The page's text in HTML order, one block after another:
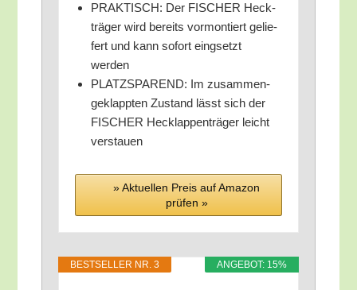
PRAKTISCH: Der FISCHER Heck­
trä­ger wird bereits vor­mon­tiert gelie­
fert und kann sofort eing­setzt
werden
PLATZSPAREND: Im zusam­men­
ge­klapp­ten Zustand lässt sich der
FISCHER Heck­lap­pen­trä­ger leicht
verstauen
» Aktu­el­len Preis auf Ama­zon
prü­fen »
ANGE­BOT: 15%
BEST­SEL­LER NR. 3